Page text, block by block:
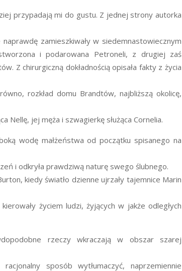
przypadają mi do gustu. Z jednej strony autorka
zamieszkiwały w siedemnastowiecznym
i podarowana Petroneli, z drugiej zaś
Z chirurgiczną dokładnością opisała fakty z życia
rozkład domu Brandtów, najbliższą okolicę,
Nellę, jej męża i szwagierkę służąca Cornelia.
wodę małżeństwa od początku spisanego na
i odkryła prawdziwą naturę swego ślubnego.
kiedy światło dzienne ujrzały tajemnice Marin
życiem ludzi, żyjących w jakże odległych
rzeczy wkraczają w obszar szarej
sposób wytłumaczyć, naprzemiennie